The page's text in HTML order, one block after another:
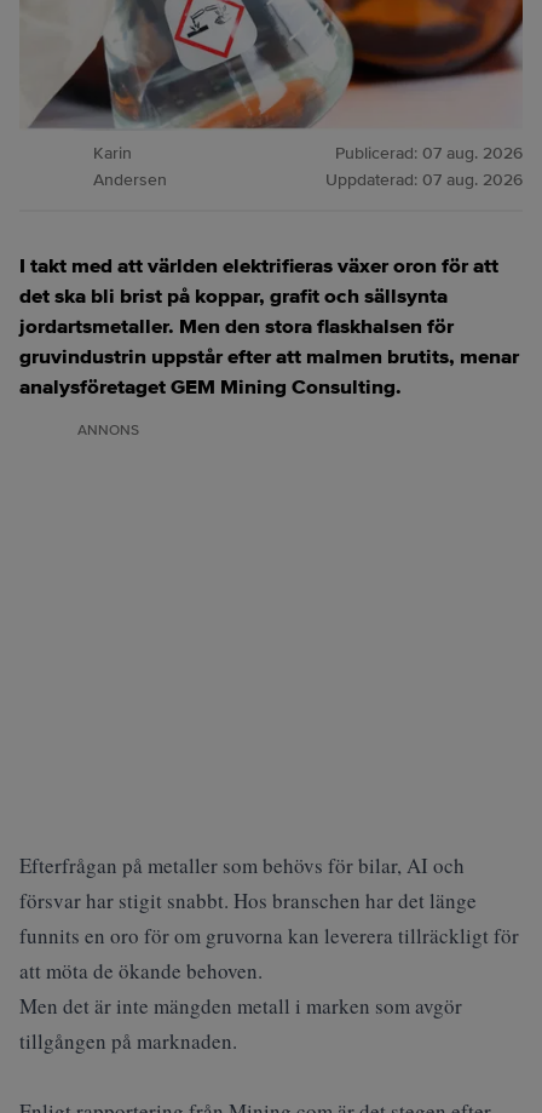
Karin
Andersen
Publicerad: 07 aug. 2026
Uppdaterad: 07 aug. 2026
I takt med att världen elektrifieras växer oron för att
det ska bli brist på koppar, grafit och sällsynta
jordartsmetaller. Men den stora flaskhalsen för
gruvindustrin uppstår efter att malmen brutits, menar
analysföretaget GEM Mining Consulting.
ANNONS
Efterfrågan på metaller som behövs för bilar, AI och
försvar har stigit snabbt. Hos branschen har det länge
funnits en oro för om gruvorna kan leverera tillräckligt för
att möta de ökande behoven.
Men det är inte mängden metall i marken som avgör
tillgången på marknaden.